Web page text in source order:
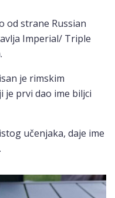
od strane Russian
Imperial/ Triple
je rimskim
je prvi dao ime biljci
učenjaka, daje ime